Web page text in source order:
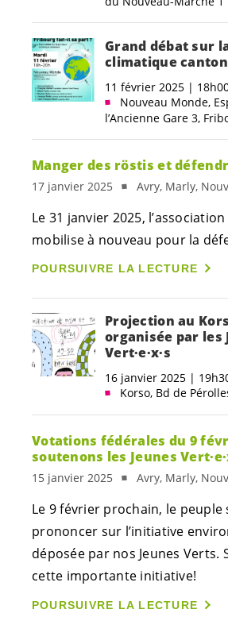
Grand débat sur
climatique
11 février 2025 |
Nouveau Monde,
l’Ancienne Gare 3,
Manger des röstis et
17 janvier 2025 Avry, Marly,
Le 31 janvier 2025,
mobilise à nouveau pour la
POURSUIVRE LA LECTURE
Projection au
organisée par les
Vert·e·x·s
16 janvier 2025 |
Korso, Bd de
Votations fédérales du 9
soutenons les JeunesVert·e·
15 janvier 2025 Avry, Marly,
Le 9 février prochain, le peuple
prononcer sur l’initiative
déposée par nos Jeunes Verts.
cette importante initiative!
POURSUIVRE LA LECTURE